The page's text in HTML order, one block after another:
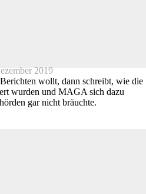
2019
wollt, dann schreibt, wie die
wurden und MAGA sich dazu
gar nicht bräuchte.